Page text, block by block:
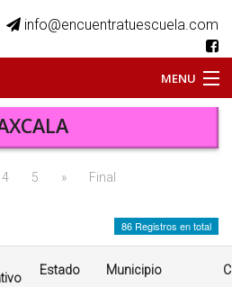
info@encuentratuescuela.com
MENU
4 5 » Final
86 Registros en total
Estado Municipio